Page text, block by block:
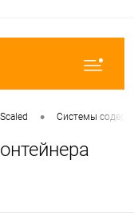
Scaled • Системы